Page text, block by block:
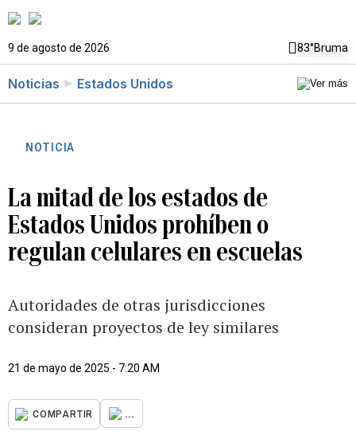
9 de agosto de 2026 83°Bruma
Noticias Estados Unidos
NOTICIA
La mitad de los estados de
Estados Unidos prohíben o
regulan celulares en escuelas
Autoridades de otras jurisdicciones
consideran proyectos de ley similares
21 de mayo de 2025 - 7:20 AM
COMPARTIR ...